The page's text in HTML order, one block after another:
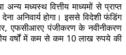
मध्यस्थ वित्तीय माध्यमों से प्राप्त
अनिवार्य होगा। इससे विदेशी फंडिंग
एफसीआरए पंजीकरण के नवीनीकरण
वर्षों में कम से कम 10 लाख रुपये की